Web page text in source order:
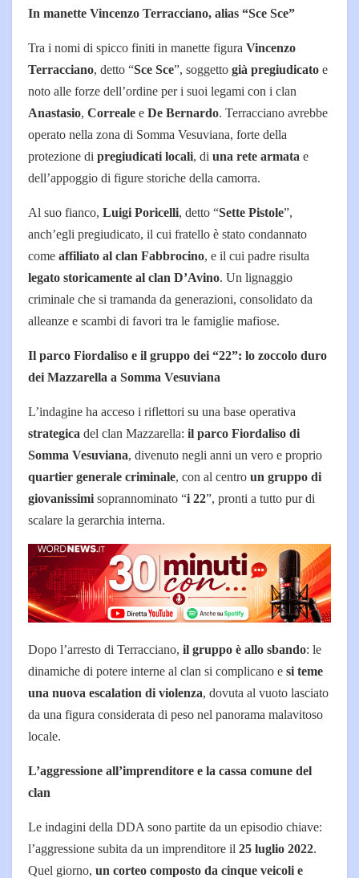
In manette Vincenzo Terracciano, alias “Sce Sce”
Tra i nomi di spicco finiti in manette figura Vincenzo
Terracciano, detto “Sce Sce”, soggetto già pregiudicato e
noto alle forze dell’ordine per i suoi legami con i clan
Anastasio, Correale e De Bernardo. Terracciano avrebbe
operato nella zona di Somma Vesuviana, forte della
protezione di pregiudicati locali, di una rete armata e
dell’appoggio di figure storiche della camorra.
Al suo fianco, Luigi Poricelli, detto “Sette Pistole”,
anch’egli pregiudicato, il cui fratello è stato condannato
come affiliato al clan Fabbrocino, e il cui padre risulta
legato storicamente al clan D’Avino. Un lignaggio
criminale che si tramanda da generazioni, consolidato da
alleanze e scambi di favori tra le famiglie mafiose.
Il parco Fiordaliso e il gruppo dei “22”: lo zoccolo duro
dei Mazzarella a Somma Vesuviana
L’indagine ha acceso i riflettori su una base operativa
strategica del clan Mazzarella: il parco Fiordaliso di
Somma Vesuviana, divenuto negli anni un vero e proprio
quartier generale criminale, con al centro un gruppo di
giovanissimi soprannominato “i 22”, pronti a tutto pur di
scalare la gerarchia interna.
Dopo l’arresto di Terracciano, il gruppo è allo sbando: le
dinamiche di potere interne al clan si complicano e si teme
una nuova escalation di violenza, dovuta al vuoto lasciato
da una figura considerata di peso nel panorama malavitoso
locale.
L’aggressione all’imprenditore e la cassa comune del
clan
Le indagini della DDA sono partite da un episodio chiave:
l’aggressione subita da un imprenditore il 25 luglio 2022.
Quel giorno, un corteo composto da cinque veicoli e